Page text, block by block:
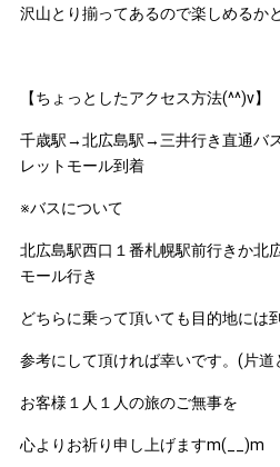
沢山とり揃ってあるので楽しめるか
【ちょっとしたアクセス方法(^^)v】
千歳駅→北広島駅→三井行き直通バ
レットモール到着
※バスについて
北広島駅西口１番札幌駅前行きか北
モール行き
どちらに乗って頂いても目的地には
参考にして頂ければ幸いです。(片
お客様１人１人の旅のご無事を
心よりお祈り申し上げますm(__)m